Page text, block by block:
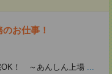
お仕事！
OK！ ～あんしん上場 ...